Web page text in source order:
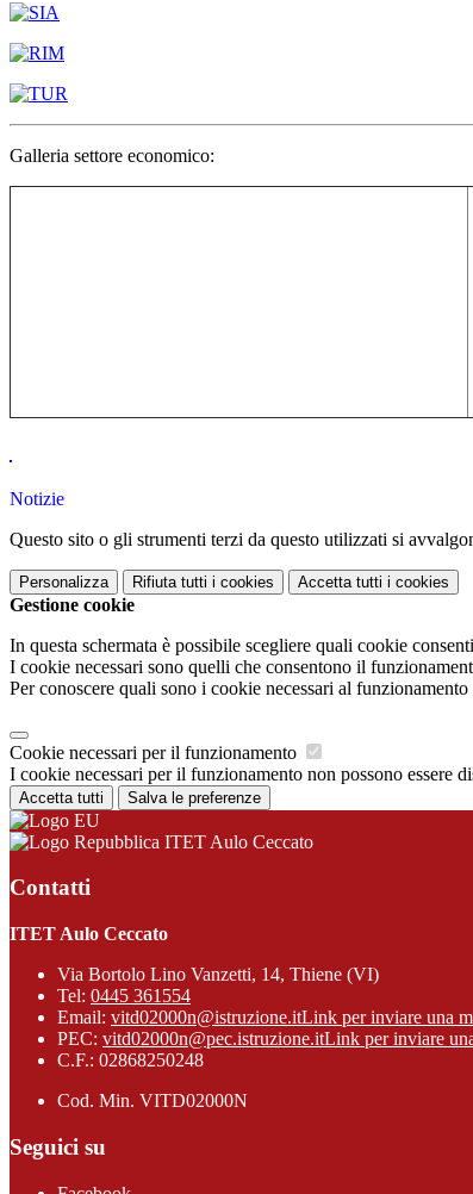
Galleria settore economico:
Notizie
Questo sito o gli strumenti terzi da questo utilizzati si
Personalizza Rifiuta tutti i cookies Accetta tutti i cookies
Gestione cookie
In questa schermata è possibile scegliere quali cookie
I cookie necessari sono quelli che consentono il
Per conoscere quali sono i cookie necessari al
Cookie necessari per il funzionamento
I cookie necessari per il funzionamento non possono essere
Accetta tutti Salva le preferenze
ITET Aulo Ceccato
Contatti
ITET Aulo Ceccato
Via Bortolo Lino Vanzetti, 14, Thiene (VI)
Tel: 0445 361554
Email: vitd02000n@istruzione.itLink per inviare una
PEC: vitd02000n@pec.istruzione.itLink per inviare
C.F.: 02868250248
Cod. Min. VITD02000N
Seguici su